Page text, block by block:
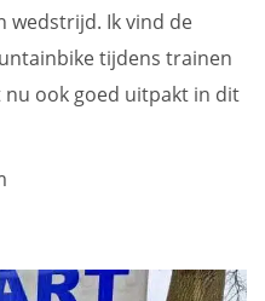
wedstrijd. Ik vind de
tijdens trainen
ook goed uitpakt in dit